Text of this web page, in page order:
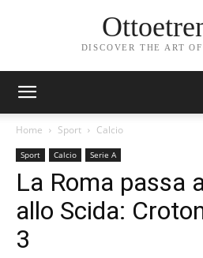
DISCOVER THE ART
Home Sport Calcio
Sport Calcio Serie A
La Roma passa
allo Scida:
3